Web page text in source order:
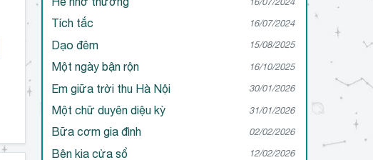
Tích tắc 16/07/2024
Dạo đêm 15/08/2025
Một ngày bận rộn 16/10/2025
Em giữa trời thu Hà Nội 30/01/2026
Một chữ duyên diệu kỳ 31/01/2026
Bữa cơm gia đình 02/02/2026
Bên kia cửa sổ 12/02/2026